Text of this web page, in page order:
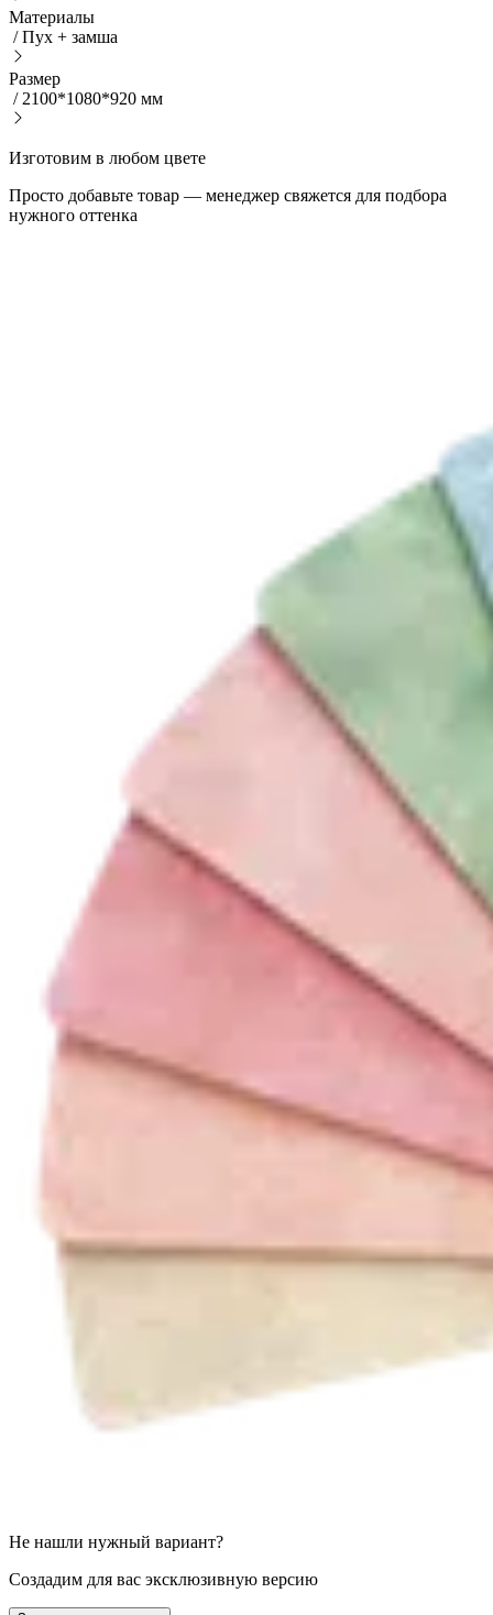
Материалы
/Пух + замша
Размер
/ 2100*1080*920 мм
Изготовим в любом цвете
Просто добавьте товар — менеджер свяжется для подбора
нужного оттенка
Не нашли нужный вариант?
Создадим для вас эксклюзивную версию